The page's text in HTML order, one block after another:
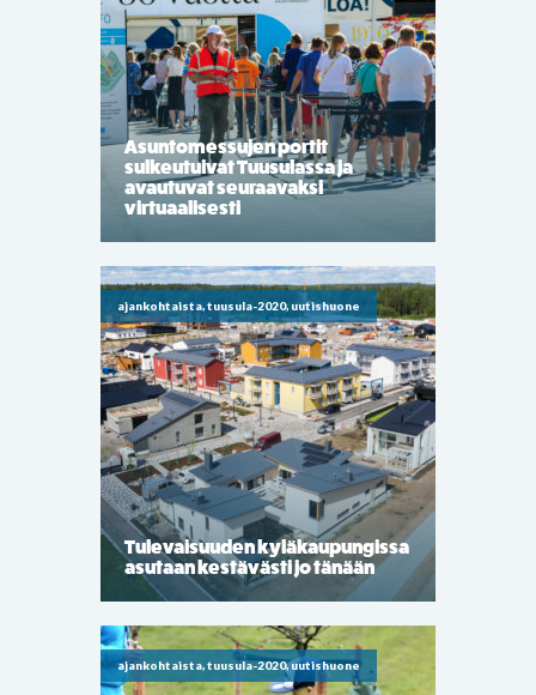
Asuntomessujen portit
sulkeutuivat Tuusulassa ja
avautuvat seuraavaksi
virtuaalisesti
ajankohtaista, tuusula-2020, uutishuone
Tulevaisuuden kyläkaupungissa
asutaan kestävästi jo tänään
ajankohtaista, tuusula-2020, uutishuone